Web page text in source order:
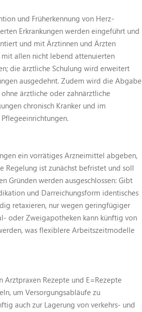
und Früherkennung von Herz-
Erkrankungen werden eingeführt und
und mit Ärztinnen und Ärzten
allen nicht lebend attenuierten
die ärztliche Schulung wird erweitert
ausgedehnt. Zudem wird die Abgabe
ärztliche oder zahnärztliche
chronisch Kranker und im
ein vorrätiges Arzneimittel abgeben,
Regelung ist zunächst befristet und soll
Gründen werden ausgeschlossen: Gibt
und Darreichungsform identisches
retaxieren, nur wegen geringfügiger
oder Zweigapotheken kann künftig von
was flexiblere Arbeitszeitmodelle
Arztpraxen Rezepte und E=Rezepte
um Versorgungsabläufe zu
auch zur Lagerung von verkehrs- und